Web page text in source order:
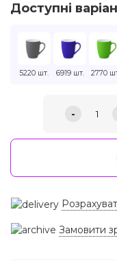
Доступні
5220 шт. 6919 шт. 2770
- 1
Замовити